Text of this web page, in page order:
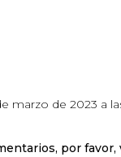
marzo de 2023 a
por favor,